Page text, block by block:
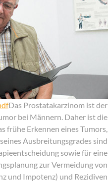
Das Prostatakarzinom ist der
bei Männern. Daher ist die
frühe Erkennen eines Tumors,
Ausbreitungsgrades sind
sowie für eine
zur Vermeidung von
und Impotenz) und Rezidiven.